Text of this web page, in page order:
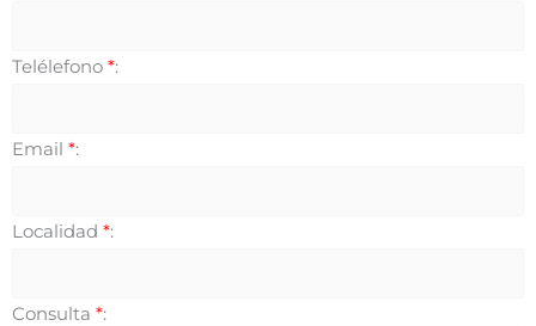
Telélefono *:
Email *:
Localidad *:
Consulta *: